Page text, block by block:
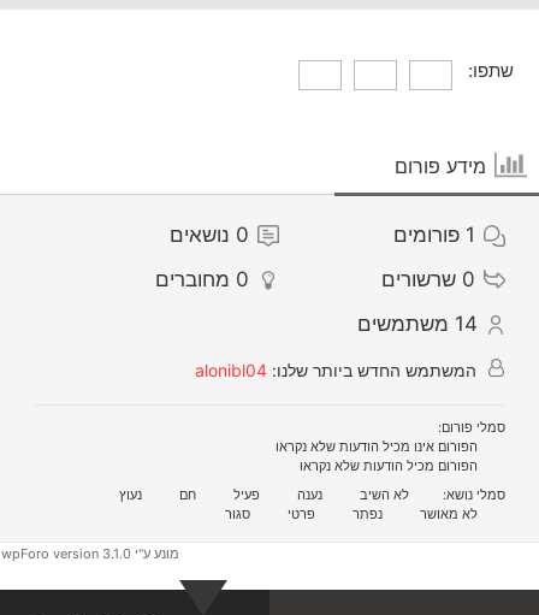
שתפו:
מידע פורום
1 פורומים 0 נושאים
0 שרשורים 0 מחוברים
14 משתמשים
המשתמש החדש ביותר שלנו: alonibl04
סמלי פורום:
הפורום אינו מכיל הודעות שלא נקראו
הפורום מכיל הודעות שלא נקראו
סמלי נושא:
לא השיב נענה פעיל חם
נעוץ
לא מאושר
נפתר פרטי סגור
מונע ע"י wpForo version 3.1.0